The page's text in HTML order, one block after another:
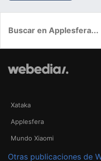
Xataka
Applesfera
Mundo Xiaomi
Otras publicaciones de